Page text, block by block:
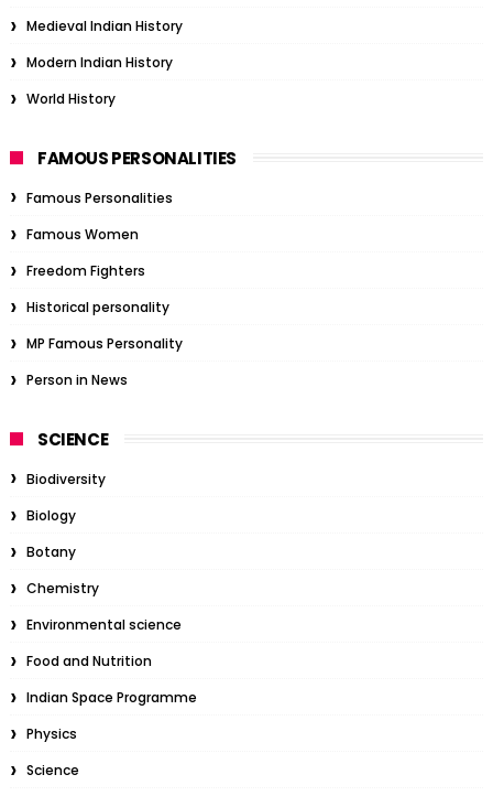
Medieval Indian History
Modern Indian History
World History
FAMOUS PERSONALITIES
Famous Personalities
Famous Women
Freedom Fighters
Historical personality
MP Famous Personality
Person in News
SCIENCE
Biodiversity
Biology
Botany
Chemistry
Environmental science
Food and Nutrition
Indian Space Programme
Physics
Science